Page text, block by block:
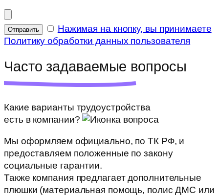
Отправить
Нажимая на кнопку, вы принимаете
Политику обработки данных пользователя
Часто задаваемые вопросы
Какие варианты трудоустройства
есть в компании?
Мы оформляем официально, по ТК РФ, и
предоставляем положенные по закону
социальные гарантии.
Также компания предлагает дополнительные
плюшки (материальная помощь, полис ДМС или